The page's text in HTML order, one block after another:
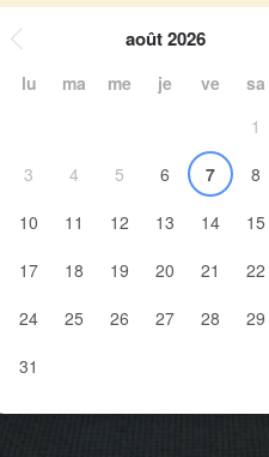
août 2026
lu ma me je ve sa
1
3
4 5 6 7 8
10
11 12 13 14 15
17
18 19 20 21 22
24
25 26 27 28 29
31